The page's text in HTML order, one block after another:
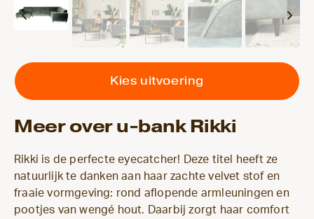
Kies uitvoering
Meer over u-bank Rikki
Rikki is de perfecte eyecatcher! Deze titel heeft ze
natuurlijk te danken aan haar zachte velvet stof en
fraaie vormgeving: rond aflopende armleuningen en
pootjes van wengé hout. Daarbij zorgt haar comfort